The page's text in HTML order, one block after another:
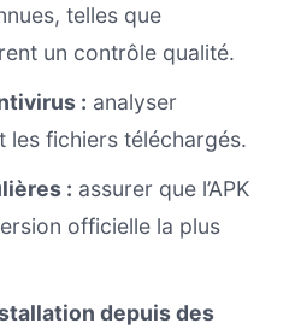
telles que
un contrôle qualité.
: analyser
les fichiers téléchargés.
: assurer que l’APK
officielle la plus
depuis des